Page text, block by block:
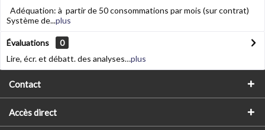
Adéquation: à partir de 50 consommations par mois (sur contrat)
Système de...plus
Évaluations
0
Lire, écr. et débatt. des analyses…plus
Contact
Accès direct